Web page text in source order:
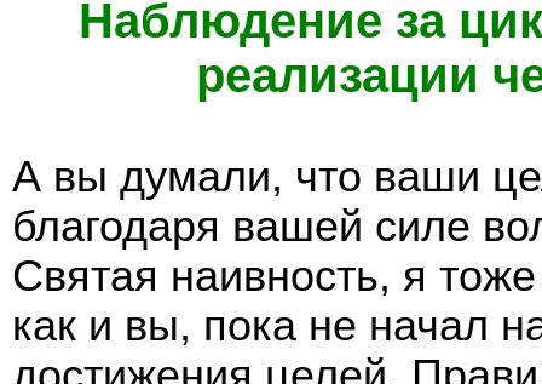
Наблюдение за
реализации
А вы думали, что ваши
благодаря вашей силе
Святая наивность, я
как и вы, пока не начал